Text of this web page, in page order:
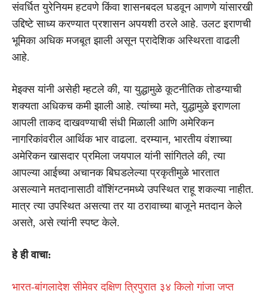
संवर्धित युरेनियम हटवणे किंवा शासनबदल घडवून आणणे यांसारखी
उद्दिष्टे साध्य करण्यात प्रशासन अपयशी ठरले आहे. उलट इराणची
भूमिका अधिक मजबूत झाली असून प्रादेशिक अस्थिरता वाढली
आहे.
मेइक्स यांनी असेही म्हटले की, या युद्धामुळे कूटनीतिक तोडग्याची
शक्यता अधिकच कमी झाली आहे. त्यांच्या मते, युद्धामुळे इराणला
आपली ताकद दाखवण्याची संधी मिळाली आणि अमेरिकन
नागरिकांवरील आर्थिक भार वाढला. दरम्यान, भारतीय वंशाच्या
अमेरिकन खासदार प्रमिला जयपाल यांनी सांगितले की, त्या
आपल्या आईच्या अचानक बिघडलेल्या प्रकृतीमुळे भारतात
असल्याने मतदानासाठी वॉशिंग्टनमध्ये उपस्थित राहू शकल्या नाहीत.
मात्र त्या उपस्थित असत्या तर या ठरावाच्या बाजूने मतदान केले
असते, असे त्यांनी स्पष्ट केले.
हे ही वाचा:
भारत-बांगलादेश सीमेवर दक्षिण त्रिपुरात ३४ किलो गांजा जप्त